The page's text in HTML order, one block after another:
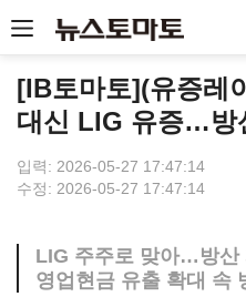
[IB토마토](유증레
대신 LIG 유증…방
입력: 2026-05-27 17:47:14
수정: 2026-05-27 17:47:14
LIG 주주로 맞아…방산
영업현금 유출 확대 속